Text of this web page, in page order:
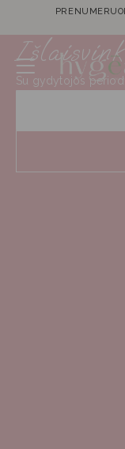
Išlaisvink
Su gydytojos